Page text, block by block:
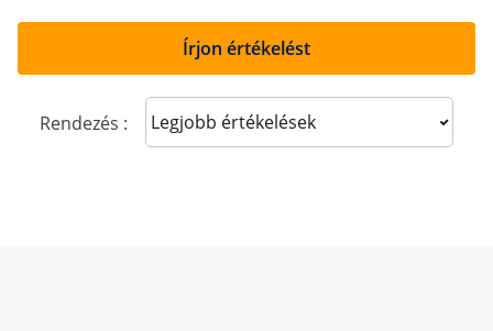
Írjon értékelést
Rendezés : Sort reviews